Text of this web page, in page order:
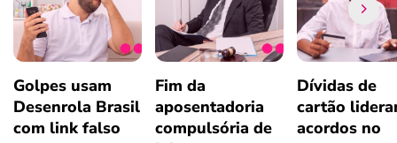
Golpes usam
Desenrola Brasil
com link falso
Fim da
aposentadoria
compulsória de
Dívidas de
cartão
acordos no